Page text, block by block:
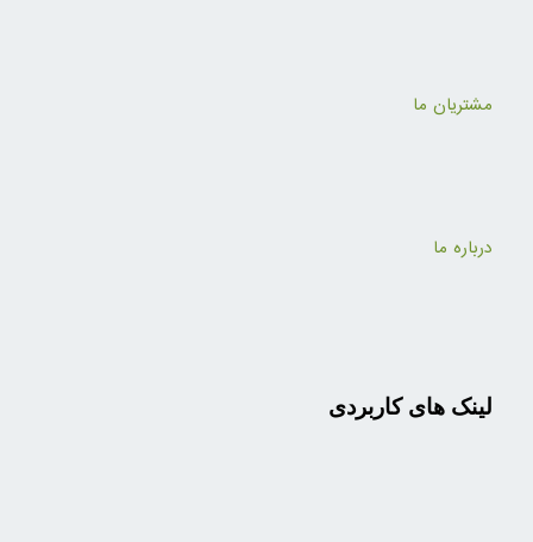
مشتریان ما
درباره ما
لینک های کاربردی